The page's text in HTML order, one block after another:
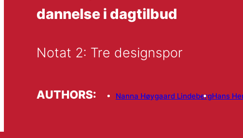
dannelse i dagtilbud
Notat 2: Tre designspor
AUTHORS: Nanna Høygaard LindebergHans